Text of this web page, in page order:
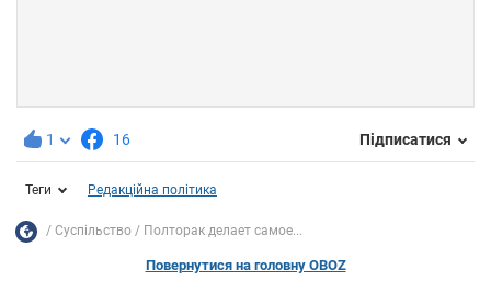
1 16 Підписатися
Теги Редакційна політика
Суспільство Полторак делает самое...
Повернутися на головну OBOZ